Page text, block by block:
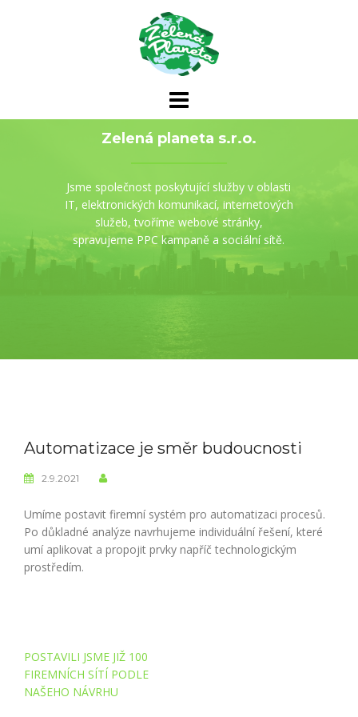
Zelená planeta s.r.o.
Jsme společnost poskytující služby v oblasti
IT, elektronických komunikací, internetových
služeb, tvoříme webové stránky,
spravujeme PPC kampaně a sociální sítě.
Automatizace je směr budoucnosti
2.9.2021
Umíme postavit firemní systém pro automatizaci procesů.
Po důkladné analýze navrhujeme individuální řešení, které
umí aplikovat a propojit prvky napříč technologickým
prostředím.
Navigace
pro
příspěvek
POSTAVILI JSME JIŽ 100
FIREMNÍCH SÍTÍ PODLE
NAŠEHO NÁVRHU